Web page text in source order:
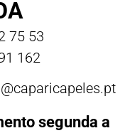
75 53
162
segunda a